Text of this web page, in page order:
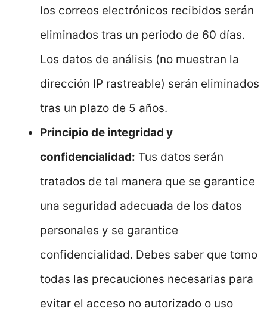
los correos electrónicos recibidos serán
eliminados tras un periodo de 60 días.
Los datos de análisis (no muestran la
dirección IP rastreable) serán eliminados
tras un plazo de 5 años.
Principio de integridad y
confidencialidad: Tus datos serán
tratados de tal manera que se garantice
una seguridad adecuada de los datos
personales y se garantice
confidencialidad. Debes saber que tomo
todas las precauciones necesarias para
evitar el acceso no autorizado o uso